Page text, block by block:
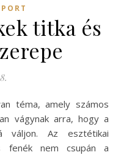
titka és
vágynak arra, hogy a
váljon. Az esztétikai
fenék nem csupán a